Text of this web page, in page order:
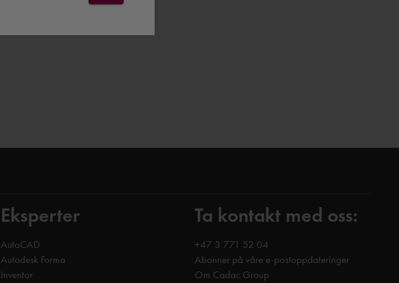
Eksperter
AutoCAD
Autodesk Forma
Inventor
Ta kontakt med oss:
+47 3 771 52 04
Abonner på våre e-postoppdateringer
Om Cadac Group